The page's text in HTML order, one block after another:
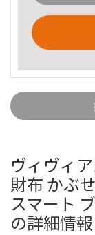
ヴィヴィ
財布 かぶ
スマート
の詳細情報